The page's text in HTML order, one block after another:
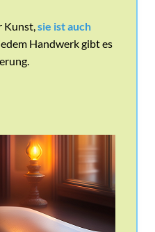
Kunst,sie ist auch
Handwerk gibt es